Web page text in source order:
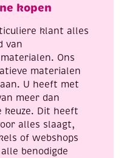
aantal
kopen
klant alles
van
Ons
materialen
U heeft met
meer dan
keuze. Dit heeft
alles slaagt,
of webshops
benodigde